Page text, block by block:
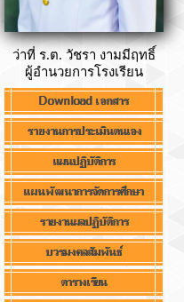
ว่าที่ ร.ต. วัชรา งามมีฤทธิ์
ผู้อำนวยการโรงเรียน